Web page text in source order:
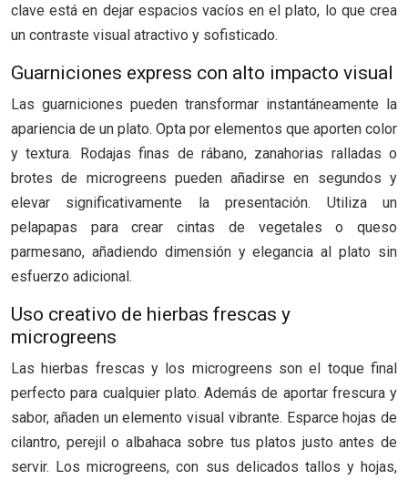
clave está en dejar espacios vacíos en el plato, lo que crea
un contraste visual atractivo y sofisticado.
Guarniciones express con alto impacto visual
Las guarniciones pueden transformar instantáneamente la
apariencia de un plato. Opta por elementos que aporten color
y textura. Rodajas finas de rábano, zanahorias ralladas o
brotes de microgreens pueden añadirse en segundos y
elevar significativamente la presentación. Utiliza un
pelapapas para crear cintas de vegetales o queso
parmesano, añadiendo dimensión y elegancia al plato sin
esfuerzo adicional.
Uso creativo de hierbas frescas y
microgreens
Las hierbas frescas y los microgreens son el toque final
perfecto para cualquier plato. Además de aportar frescura y
sabor, añaden un elemento visual vibrante. Esparce hojas de
cilantro, perejil o albahaca sobre tus platos justo antes de
servir. Los microgreens, con sus delicados tallos y hojas,